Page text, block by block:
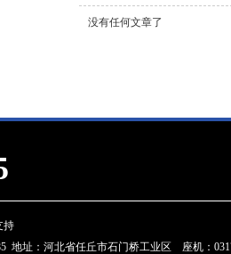
没有任何文章了
持
地址：河北省任丘市石门桥工业区 座机：